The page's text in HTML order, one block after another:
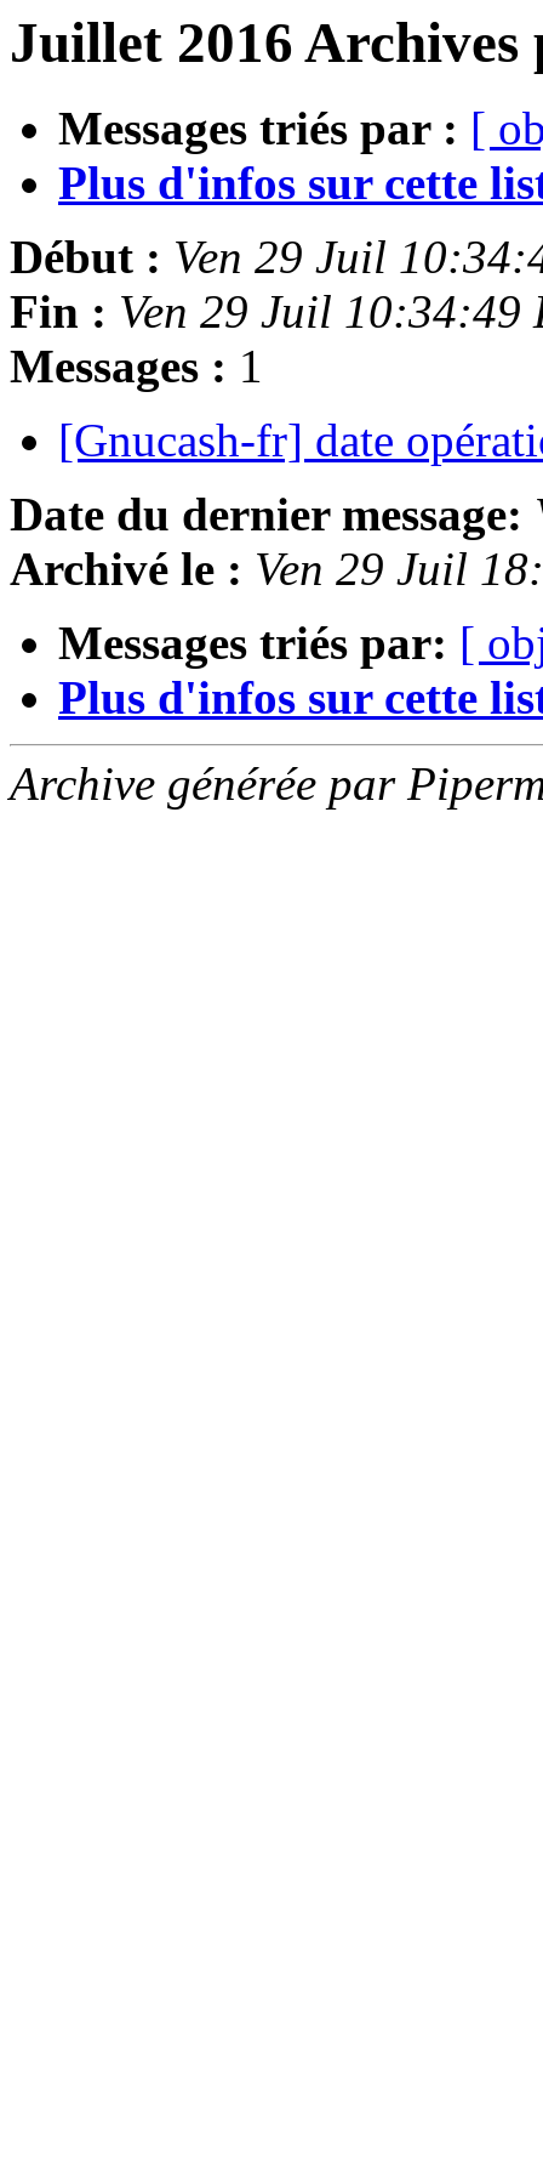
Juillet 2016 Archives
Messages triés par : [
Plus d'infos sur cette
Début : Ven 29 Juil
Fin : Ven 29 Juil 10:34:49
Messages : 1
[Gnucash-fr] date
Date du dernier message:
Archivé le : Ven 29 Juil
Messages triés par: [
Plus d'infos sur cette
Archive générée par